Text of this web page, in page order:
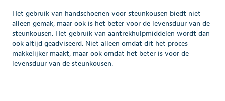
Het gebruik van handschoenen voor steunkousen biedt niet
alleen gemak, maar ook is het beter voor de levensduur van de
steunkousen. Het gebruik van aantrekhulpmiddelen wordt dan
ook altijd geadviseerd. Niet alleen omdat dit het proces
makkelijker maakt, maar ook omdat het beter is voor de
levensduur van de steunkousen.